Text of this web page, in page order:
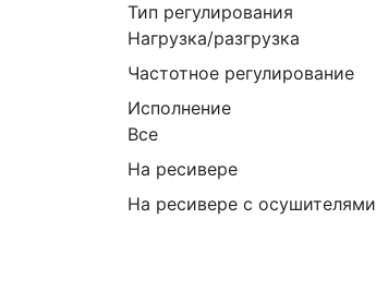
Тип регулирования
Нагрузка/разгрузка
Частотное регулирование
Исполнение
Все
На ресивере
На ресивере с осушителями